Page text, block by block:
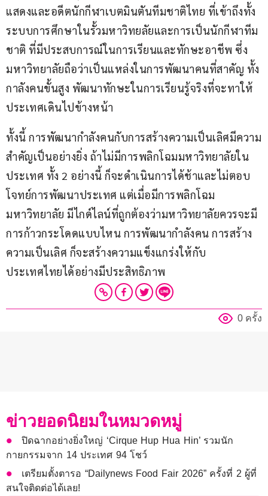
แสดงและอดีตนักกีฬาเบตมินตันทีมชาติไทย ที่เข้าถึงทั้ง
ระบบการศึกษาในรั้วมหาวิทยลัยและการเป็นนักกีฬาทีม
ชาติ ที่มีประสบการณ์ในการเรียนและทักษะอาชีพ ซึ่ง
มหาวิทยาลัยถือว่าเป็นแหล่งในการพัฒนาคนที่สาคัญ ทั้ง
กาลังคนขั้นสูง พัฒนาทักษะในการเรียนรู้จริงที่จะทาให้
ประเทศเดินไปข้างหน้า
ทั้งนี้ การพัฒนากำลังคนกับการสร้างความเป็นเลิศมีความ
สำคัญเป็นอย่างยิ่ง ถ้าไม่มีการพลิกโฉมมหาวิทยาลัยใน
ประเทศ ทั้ง 2 อย่างนี้ ก็จะดำเนินการได้ช้าและไม่ตอบ
โจทย์การพัฒนาประเทศ แต่เมื่อมีการพลิกโฉม
มหาวิทยาลัย มีไกด์ไลน์ที่ถูกต้องว่ามหาวิทยาลัยควรจะมี
การก้าวกระโดดแบบไหน การพัฒนากำลังคน การสร้าง
ความเป็นเลิศ ก็จะสร้างความแข็งแกร่งให้กับ
ประเทศไทยได้อย่างมีประสิทธิภาพ
0 ครั้ง
ข่าวยอดนิยมในหมวดหมู่
ปิดฉากอย่างยิ่งใหญ่ ‘Cirque Hup Hua Hin’ รวมนัก
กายกรรมจาก 14 ประเทศ 94 โชว์
เตรียมตั้งตารอ “Dailynews Food Fair 2026” ครั้งที่ 2 ผู้ที่
สนใจติดต่อได้เลย!